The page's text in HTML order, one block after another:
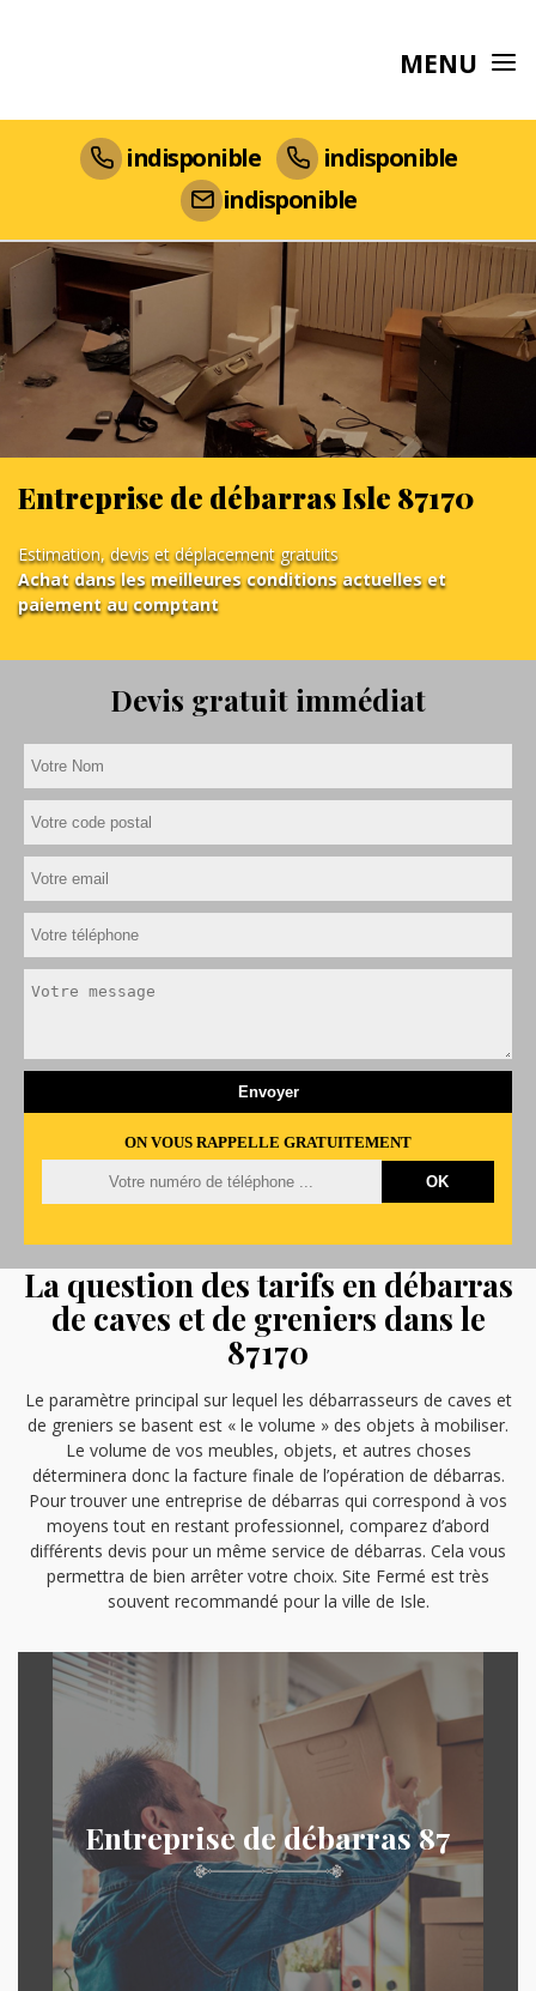
MENU
indisponible
indisponible
indisponible
Entreprise de débarras Isle 87170
Estimation, devis et déplacement gratuits
Achat dans les meilleures conditions actuelles et
paiement au comptant
Devis gratuit immédiat
ON VOUS RAPPELLE GRATUITEMENT
La question des tarifs en débarras
de caves et de greniers dans le
87170
Le paramètre principal sur lequel les débarrasseurs de caves et
de greniers se basent est « le volume » des objets à mobiliser.
Le volume de vos meubles, objets, et autres choses
déterminera donc la facture finale de l’opération de débarras.
Pour trouver une entreprise de débarras qui correspond à vos
moyens tout en restant professionnel, comparez d’abord
différents devis pour un même service de débarras. Cela vous
permettra de bien arrêter votre choix. Site Fermé est très
souvent recommandé pour la ville de Isle.
Entreprise de débarras 87